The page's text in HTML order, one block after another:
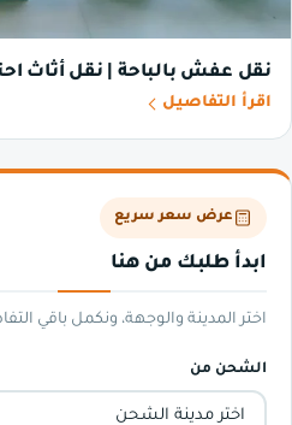
نقل عفش بالباحة | نقل أثاث
اقرأ التفاصيل
عرض سعر سريع
ابدأ طلبك من هنا
اختر المدينة والوجهة، ونكمل باقي
الشحن من